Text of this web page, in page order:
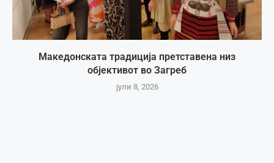
Македонската традиција претставена низ
објективот во Загреб
јули 8, 2026